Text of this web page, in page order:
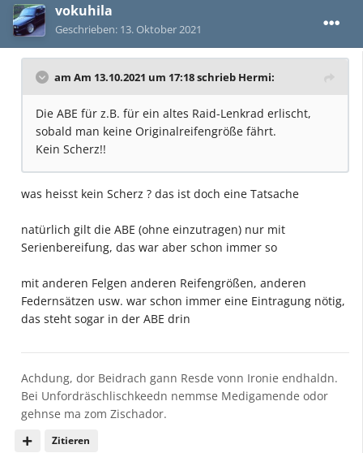
vokuhila
Geschrieben: 13. Oktober 2021
am Am 13.10.2021 um 17:18 schrieb Hermi:
Die ABE für z.B. für ein altes Raid-Lenkrad erlischt,
sobald man keine Originalreifengröße fährt.
Kein Scherz!!
was heisst kein Scherz ? das ist doch eine Tatsache
natürlich gilt die ABE (ohne einzutragen) nur mit
Serienbereifung, das war aber schon immer so
mit anderen Felgen anderen Reifengrößen, anderen
Federnsätzen usw. war schon immer eine Eintragung nötig,
das steht sogar in der ABE drin
Zitieren
Achdung, dor Beidrach gann Resde vonn Ironie endhaldn.
Bei Unfordräschlischkeedn nemmse Medigamende odor
gehnse ma zom Zischador.